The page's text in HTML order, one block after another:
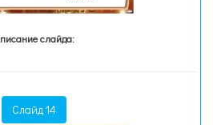
слайда:
Слайд 14